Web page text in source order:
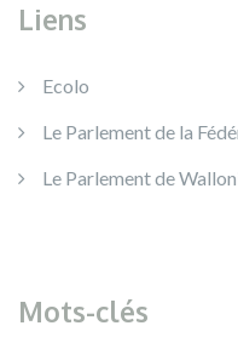
Liens
Ecolo
Le Parlement de la
Le Parlement de
Mots-clés